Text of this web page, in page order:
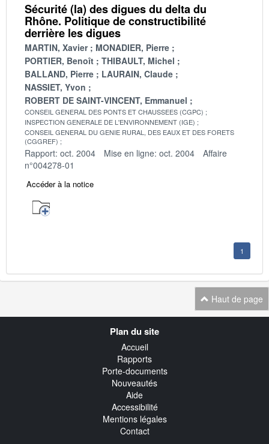
Sécurité (la) des digues du delta du
Rhône. Politique de constructibilité
derrière les digues
MARTIN, Xavier
MONADIER, Pierre
PORTIER, Benoît
THIBAULT, Michel
BALLAND, Pierre
LAURAIN, Claude
NASSIET, Yvon
ROBERT DE SAINT-VINCENT, Emmanuel
CONSEIL GENERAL DES PONTS ET CHAUSSEES (CGPC)
INSPECTION GENERALE DE L'ENVIRONNEMENT (IGE)
CONSEIL GENERAL DU GENIE RURAL, DES EAUX ET DES FORETS
(CGGREF)
Rapport: oct. 2004 Mise en ligne: oct. 2004
Affaire
n°004278-01
Accéder à la notice
1
Haut de page
Plan du site
Accueil
Rapports
Porte-documents
Nouveautés
Aide
Accessibilité
Mentions légales
Contact